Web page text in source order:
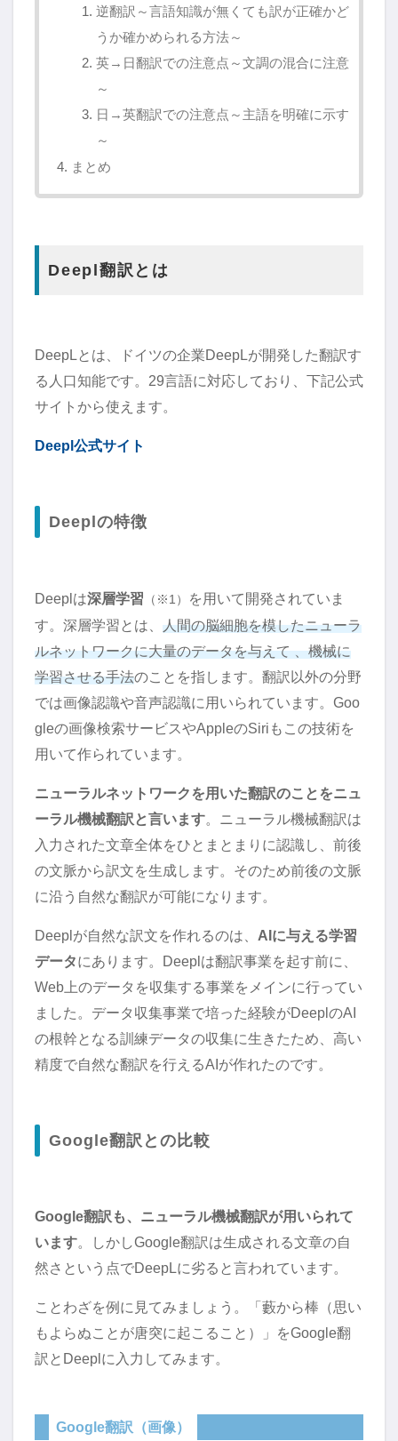
逆翻訳～言語知識が無くても訳が正確かど
うか確かめられる方法～
英→日翻訳での注意点～文調の混合に注意
～
日→英翻訳での注意点～主語を明確に示す
～
まとめ
Deepl翻訳とは
DeepLとは、ドイツの企業DeepLが開発した翻訳す
る人口知能です。29言語に対応しており、下記公式
サイトから使えます。
Deepl公式サイト
Deeplの特徴
Deeplは深層学習 （※1）
を用いて開発されていま
す。深層学習とは、 人間の脳細胞を模したニューラ
ルネットワークに大量のデータを与えて 、機械に
学習させる手法のことを指します。翻訳以外の分野
では画像認識や音声認識に用いられています。Goo
gleの画像検索サービスやAppleのSiriもこの技術を
用いて作られています。
ニューラルネットワークを用いた翻訳のことをニュ
ーラル機械翻訳と言います。ニューラル機械翻訳は
入力された文章全体をひとまとまりに認識し、前後
の文脈から訳文を生成します。そのため前後の文脈
に沿う自然な翻訳が可能になります。
Deeplが自然な訳文を作れるのは、 AIに与える学習
データにあります。Deeplは翻訳事業を起す前に、
Web上のデータを収集する事業をメインに行ってい
ました。データ収集事業で培った経験がDeeplのAI
の根幹となる訓練データの収集に生きたため、高い
精度で自然な翻訳を行えるAIが作れたのです。
Google翻訳との比較
Google翻訳も、ニューラル機械翻訳が用いられて
います。しかしGoogle翻訳は生成される文章の自
然さという点でDeepLに劣ると言われています。
ことわざを例に見てみましょう。「藪から棒（思い
もよらぬことが唐突に起こること）」をGoogle翻
訳とDeeplに入力してみます。
Google翻訳（画像）